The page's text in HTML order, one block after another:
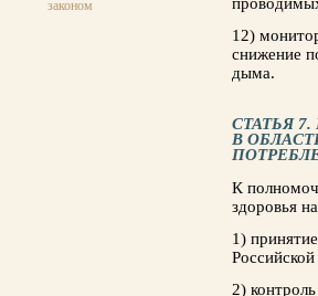
законом
12)
снижение
дыма.
СТАТЬЯ
В
К
здоровья
1)
2)